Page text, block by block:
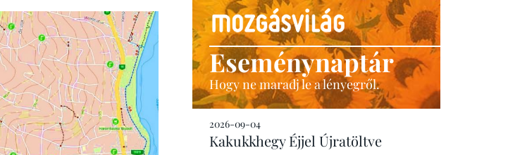
Eseménynaptár
Hogy ne maradj le a lényegről.
2026-09-04
Kakukkhegy Éjjel Újratöltve